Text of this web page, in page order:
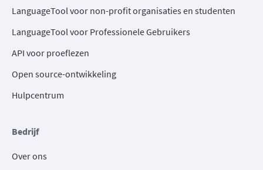
LanguageTool voor non-profit organisaties en studenten
LanguageTool voor Professionele Gebruikers
API voor proeflezen
Open source-ontwikkeling
Hulpcentrum
Bedrijf
Over ons